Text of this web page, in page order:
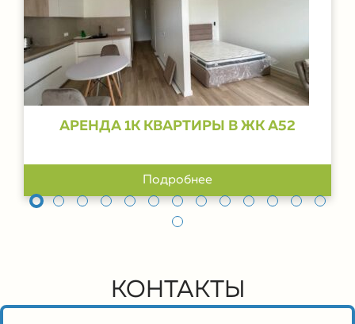
АРЕНДА 1К КВАРТИРЫ В ЖК А52
Подробнее
КОНТАКТЫ